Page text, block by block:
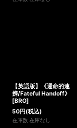
【英語版】《運命的連
携/Fateful Handoff》
[BRO]
50円(税込)
在庫数 在庫なし